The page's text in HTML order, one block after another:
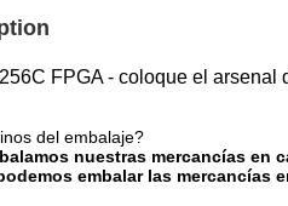
FPGA - coloque el arsenal
del embalaje?
nuestras mercancías
embalar las